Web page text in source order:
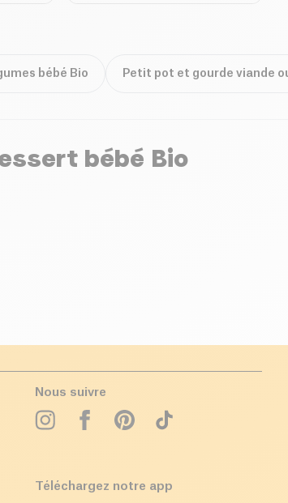
bébé Bio Petit pot et gourde viande
bébé Bio
Nous suivre
Téléchargez notre app